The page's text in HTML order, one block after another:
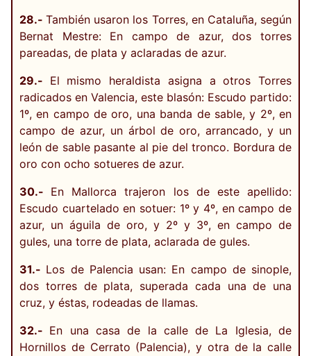
28.-También usaron los Torres, en Cataluña, según
Bernat Mestre: En campo de azur, dos torres
pareadas, de plata y aclaradas de azur.
29.- El mismo heraldista asigna a otros Torres
radicados en Valencia, este blasón: Escudo partido:
1º, en campo de oro, una banda de sable, y 2º, en
campo de azur, un árbol de oro, arrancado, y un
león de sable pasante al pie del tronco. Bordura de
oro con ocho sotueres de azur.
30.- En Mallorca trajeron los de este apellido:
Escudo cuartelado en sotuer: 1º y 4º, en campo de
azur, un águila de oro, y 2º y 3º, en campo de
gules, una torre de plata, aclarada de gules.
31.- Los de Palencia usan: En campo de sinople,
dos torres de plata, superada cada una de una
cruz, y éstas, rodeadas de llamas.
32.- En una casa de la calle de La Iglesia, de
Hornillos de Cerrato (Palencia), y otra de la calle